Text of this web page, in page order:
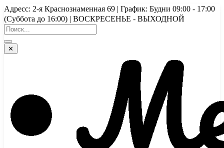
Перейти
к
содержимому
Адресс: 2-я Краснознаменная 69 | График: Будни 09:00 - 17:00
(Суббота до 16:00) | ВОСКРЕСЕНЬЕ - ВЫХОДНОЙ
✕